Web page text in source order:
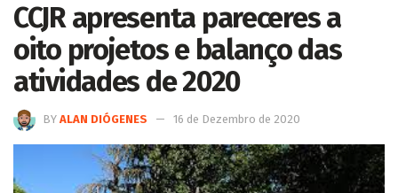
CCJR apresenta pareceres a
oito projetos e balanço das
atividades de 2020
BY ALAN DIÓGENES 16 de Dezembro de 2020